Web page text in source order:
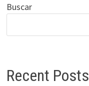
Buscar
Recent Posts